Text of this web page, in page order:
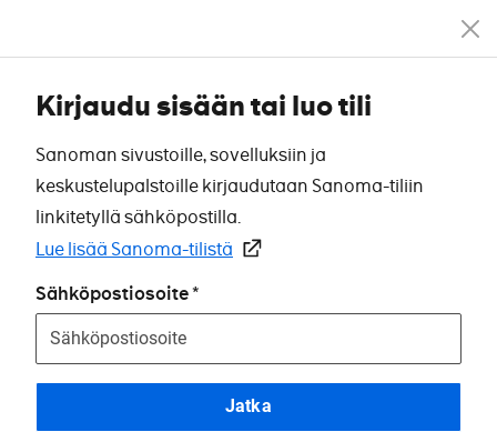
Kirjaudu sisään tai luo tili
Sanoman sivustoille, sovelluksiin ja
keskustelupalstoille kirjaudutaan Sanoma-tiliin
linkitetyllä sähköpostilla.
Lue lisää Sanoma-tilistä
Sähköpostiosoite
Jatka